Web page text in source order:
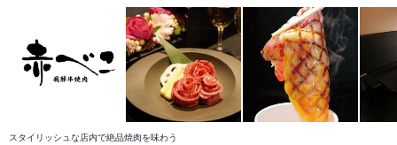
スタイリッシュな店内で絶品焼肉を味わう